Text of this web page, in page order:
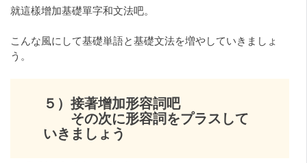
就這樣增加基礎單字和文法吧。
こんな風にして基礎単語と基礎文法を増やしていきましょ
う。
５）接著增加形容詞吧
その次に形容詞をプラスして
いきましょう